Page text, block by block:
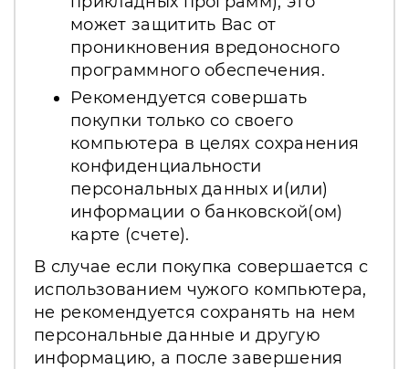
может защитить Вас от
проникновения вредоносного
программного обеспечения.
Рекомендуется совершать
покупки только со своего
компьютера в целях сохранения
конфиденциальности
персональных данных и(или)
информации о банковской(ом)
карте (счете).
В случае если покупка совершается с
использованием чужого компьютера,
не рекомендуется сохранять на нем
персональные данные и другую
информацию, а после завершения